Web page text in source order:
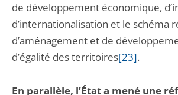
de développement économique,
d’internationalisation et le schéma
d’aménagement et de
d’égalité des territoires[23].
En parallèle, l’État a mené une